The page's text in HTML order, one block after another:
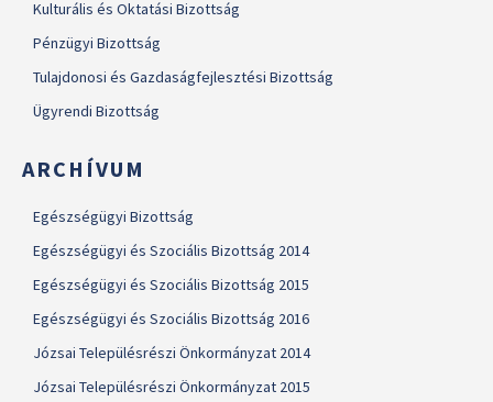
Kulturális és Oktatási Bizottság
Pénzügyi Bizottság
Tulajdonosi és Gazdaságfejlesztési Bizottság
Ügyrendi Bizottság
ARCHÍVUM
Egészségügyi Bizottság
Egészségügyi és Szociális Bizottság 2014
Egészségügyi és Szociális Bizottság 2015
Egészségügyi és Szociális Bizottság 2016
Józsai Településrészi Önkormányzat 2014
Józsai Településrészi Önkormányzat 2015